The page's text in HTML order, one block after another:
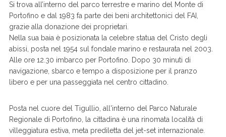
Si trova all’interno del parco terrestre e marino del Monte di
Portofino e dal 1983 fa parte dei beni architettonici del FAI,
grazie alla donazione dei proprietari.
Nella sua baia è posizionata la celebre statua del Cristo degli
abissi, posta nel 1954 sul fondale marino e restaurata nel 2003.
Alle ore 12.30 imbarco per Portofino. Dopo 30 minuti di
navigazione, sbarco e tempo a disposizione per il pranzo
libero e per una passeggiata nel centro cittadino.
Posta nel cuore del Tigullio, all'interno del Parco Naturale
Regionale di Portofino, la cittadina è una rinomata località di
villeggiatura estiva, meta prediletta del jet-set internazionale.